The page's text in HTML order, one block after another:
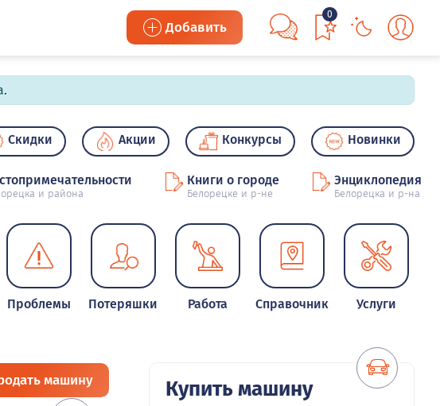
Добавить
0
Скидки Акции Конкурсы Новинки
и района
Книги о городе
Белорецке и р-не
Энциклопедия
Белорецка и р-на
Проблемы Потеряшки Работа Справочник Услуги
машину Купить машину